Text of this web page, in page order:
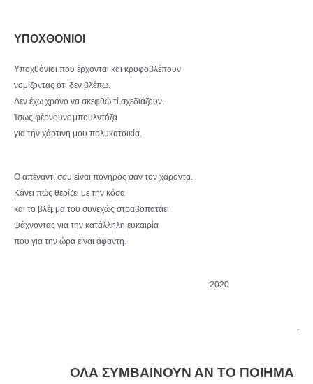
ΥΠΟΧΘΟΝΙΟΙ
Υποχθόνιοι που έρχονται και κρυφοβλέπουν
νομίζοντας ότι δεν βλέπω.
Δεν έχω χρόνο να σκεφθώ τί σχεδιάζουν.
Ίσως φέρνουνε μπουλντόζα
για την χάρτινη μου πολυκατοικία.
Ο απέναντί σου είναι πονηρός σαν τον χάροντα.
Κάνει πώς θερίζει με την κόσα
και το βλέμμα του συνεχώς στραβοπατάει
ψάχνοντας για την κατάλληλη ευκαιρία
που για την ώρα είναι άφαντη.
2020
.
ΟΛΑ ΣΥΜΒΑΙΝΟΥΝ ΑΝ ΤΟ ΠΟΙΗΜΑ